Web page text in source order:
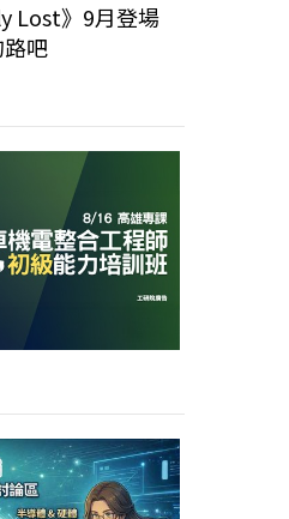
Lost》9月登場
吧